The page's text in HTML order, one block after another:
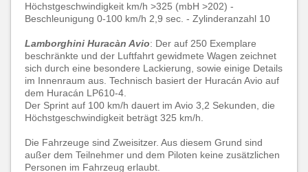
Höchstgeschwindigkeit km/h >325 (mbH >202) -
Beschleunigung 0-100 km/h 2,9 sec. - Zylinderanzahl 10
Lamborghini Huracàn Avio: Der auf 250 Exemplare
beschränkte und der Luftfahrt gewidmete Wagen zeichnet
sich durch eine besondere Lackierung, sowie einige Details
im Innenraum aus. Technisch basiert der Huracán Avio auf
dem Huracán LP610-4.
Der Sprint auf 100 km/h dauert im Avio 3,2 Sekunden, die
Höchstgeschwindigkeit beträgt 325 km/h.
Die Fahrzeuge sind Zweisitzer. Aus diesem Grund sind
außer dem Teilnehmer und dem Piloten keine zusätzlichen
Personen im Fahrzeug erlaubt.